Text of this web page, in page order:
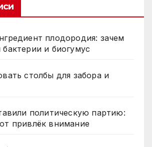
плодородия: зачем
и биогумус
столбы для забора и
политическую партию:
привлёк внимание